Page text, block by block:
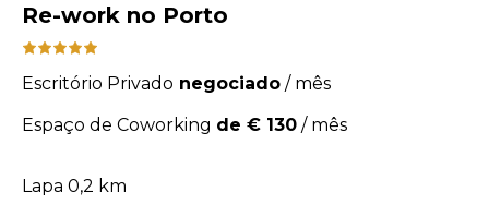
Re-work no Porto
Escritório Privado negociado / mês
Espaço de Coworking de € 130 / mês
Lapa 0,2 km